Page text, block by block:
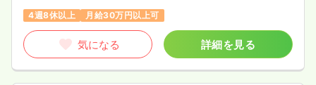
4週8休以上
月給30万円以上可
気になる 詳細を見る